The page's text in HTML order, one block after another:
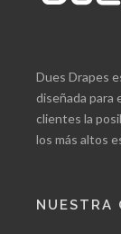
Dues Drapes
diseñada para
clientes la
los más altos
NUESTRA